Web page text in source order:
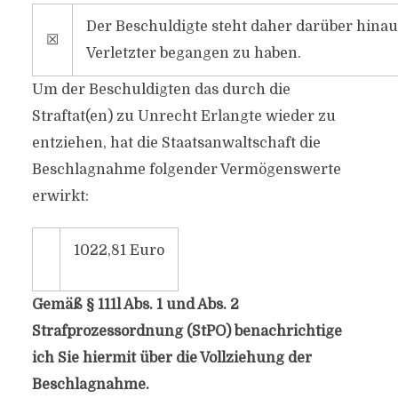
☒
Der Beschuldigte steht daher darüber
Verletzter begangen zu haben.
Um der Beschuldigten das durch die
Straftat(en) zu Unrecht Erlangte wieder zu
entziehen, hat die Staatsanwaltschaft die
Beschlagnahme folgender Vermögenswerte
erwirkt:
1022,81 Euro
Gemäß § 111l Abs. 1 und Abs. 2
Strafprozessordnung (StPO) benachrichtige
ich Sie hiermit über die Vollziehung der
Beschlagnahme.